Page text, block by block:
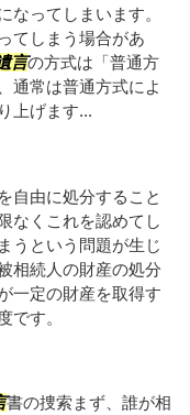
なってしまいます。
てしまう場合があ
言の方式は「普通方
通常は普通方式によ
上げます...
自由に処分すること
なくこれを認めてし
うという問題が生じ
相続人の財産の処分
一定の財産を取得す
です。
書の捜索まず、誰が相